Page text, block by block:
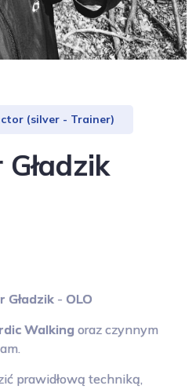
(silver - Trainer)
Gładzik - OLO
Walking oraz czynnym
prawidłową techniką,